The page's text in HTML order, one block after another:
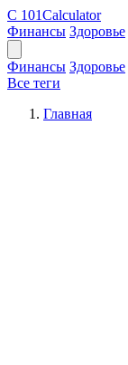
C 101Calculator
Финансы Здоровье
Финансы Здоровье
Все теги
Главная